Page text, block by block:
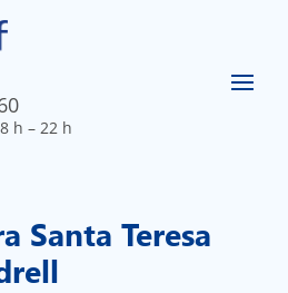
h – 22 h
Santa Teresa